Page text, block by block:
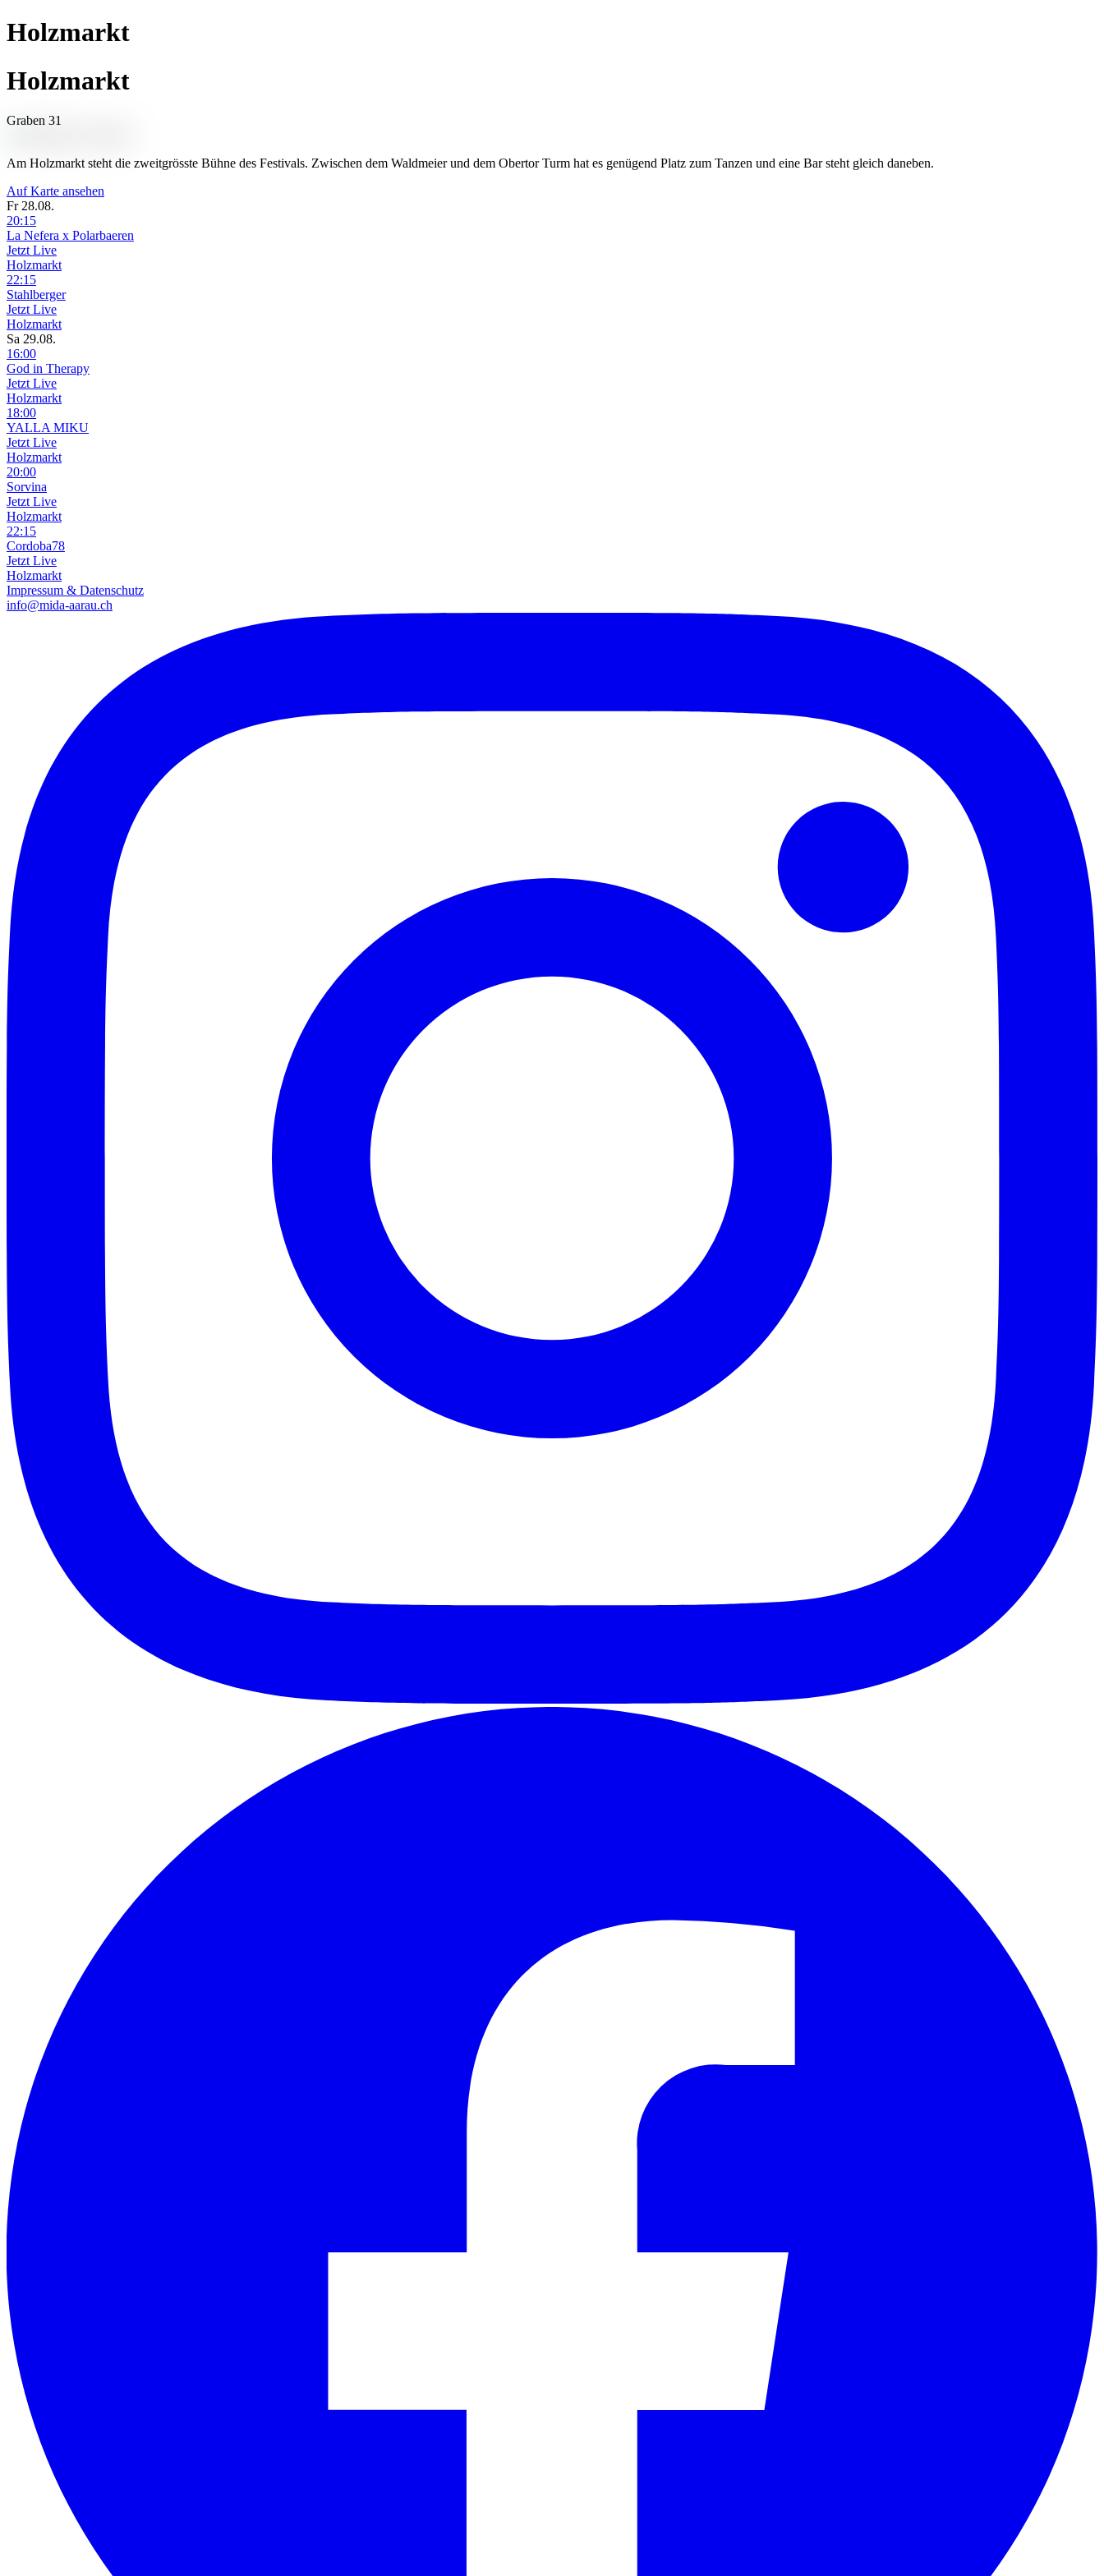
Holzmarkt
Holzmarkt
Graben 31
Am Holzmarkt steht die zweitgrösste Bühne des Festivals. Zwischen dem Waldmeier und dem Obertor Turm hat es genügend Platz zum Tanzen und eine Bar steht gleich daneben.
Auf Karte ansehen
Fr 28.08.
20:15
La Nefera x Polarbaeren
Jetzt Live
Holzmarkt
22:15
Stahlberger
Jetzt Live
Holzmarkt
Sa 29.08.
16:00
God in Therapy
Jetzt Live
Holzmarkt
18:00
YALLA MIKU
Jetzt Live
Holzmarkt
20:00
Sorvina
Jetzt Live
Holzmarkt
22:15
Cordoba78
Jetzt Live
Holzmarkt
Impressum & Datenschutz
info@mida-aarau.ch